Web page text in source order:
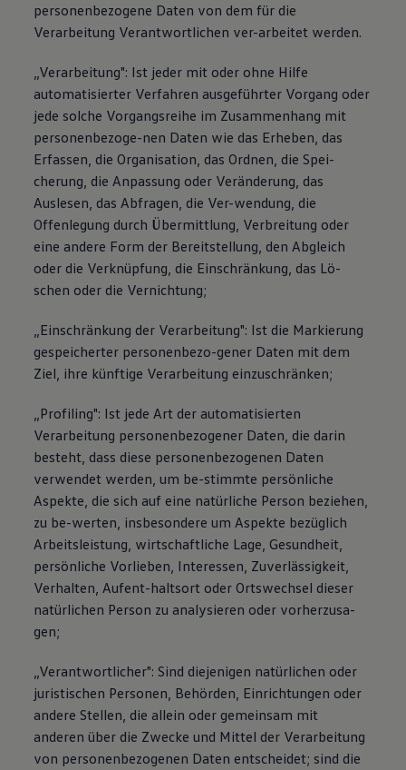
personenbezogene Daten von dem für die
Verarbeitung Verantwortlichen ver-arbeitet werden.
„Verarbeitung": Ist jeder mit oder ohne Hilfe
automatisierter Verfahren ausgeführter Vorgang oder
jede solche Vorgangsreihe im Zusammenhang mit
personenbezoge-nen Daten wie das Erheben, das
Erfassen, die Organisation, das Ordnen, die Spei-
cherung, die Anpassung oder Veränderung, das
Auslesen, das Abfragen, die Ver-wendung, die
Offenlegung durch Übermittlung, Verbreitung oder
eine andere Form der Bereitstellung, den Abgleich
oder die Verknüpfung, die Einschränkung, das Lö-
schen oder die Vernichtung;
„Einschränkung der Verarbeitung": Ist die Markierung
gespeicherter personenbezo-gener Daten mit dem
Ziel, ihre künftige Verarbeitung einzuschränken;
„Profiling": Ist jede Art der automatisierten
Verarbeitung personenbezogener Daten, die darin
besteht, dass diese personenbezogenen Daten
verwendet werden, um be-stimmte persönliche
Aspekte, die sich auf eine natürliche Person beziehen,
zu be-werten, insbesondere um Aspekte bezüglich
Arbeitsleistung, wirtschaftliche Lage, Gesundheit,
persönliche Vorlieben, Interessen, Zuverlässigkeit,
Verhalten, Aufent-haltsort oder Ortswechsel dieser
natürlichen Person zu analysieren oder vorherzusa-
gen;
„Verantwortlicher": Sind diejenigen natürlichen oder
juristischen Personen, Behörden, Einrichtungen oder
andere Stellen, die allein oder gemeinsam mit
anderen über die Zwecke und Mittel der Verarbeitung
von personenbezogenen Daten entscheidet; sind die